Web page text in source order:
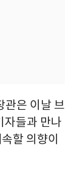
관은 이날 브
자들과 만나
할 의향이